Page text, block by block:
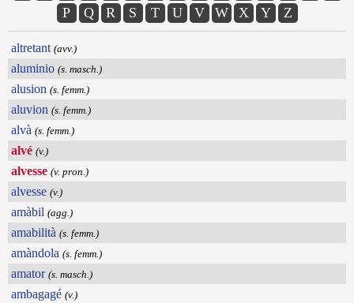
P
Q R S T U V W X Y Z
altretant (avv.)
aluminio (s. masch.)
alusion (s. femm.)
aluvion (s. femm.)
alvà (s. femm.)
alvé (v.)
alvesse (v. pron.)
alvesse (v.)
amàbil (agg.)
amabilità (s. femm.)
amàndola (s. femm.)
amator (s. masch.)
ambagagé (v.)